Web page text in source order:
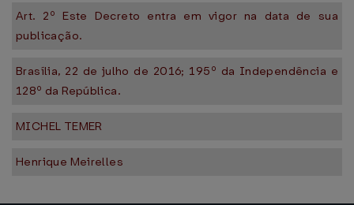
Art. 2º Este Decreto entra em vigor na data de sua
publicação.
Brasília, 22 de julho de 2016; 195º da Independência e
128º da República.
MICHEL TEMER
Henrique Meirelles